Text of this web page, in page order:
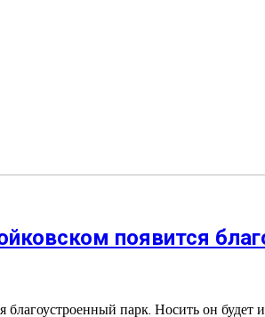
появится
благоустроенный парк. Носить он